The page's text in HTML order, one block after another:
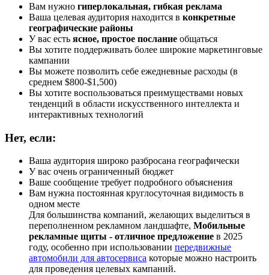
Вам нужно гиперлокальная, гибкая реклама
Ваша целевая аудитория находится в конкретные
географические районы
У вас есть ясное, простое послание общаться
Вы хотите поддерживать более широкие маркетинговые
кампании
Вы можете позволить себе ежедневные расходы (в
среднем $800-$1,500)
Вы хотите воспользоваться преимуществами новых
тенденций в области искусственного интеллекта и
интерактивных технологий
Нет, если:
Ваша аудитория широко разбросана географически
У вас очень ограниченный бюджет
Ваше сообщение требует подробного объяснения
Вам нужна постоянная круглосуточная видимость в
одном месте
Для большинства компаний, желающих выделиться в
переполненном рекламном ландшафте, Мобильные
рекламные щиты - отличное предложение в 2025
году, особенно при использовании передвижные
автомобили для автосервиса которые можно настроить
для проведения целевых кампаний.